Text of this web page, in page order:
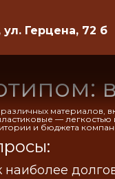
ул. Герцена, 72 б
материалов,
—
и бюджета